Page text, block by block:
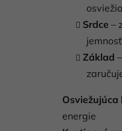
Srdce –
Základ
Osviežujúca
energie